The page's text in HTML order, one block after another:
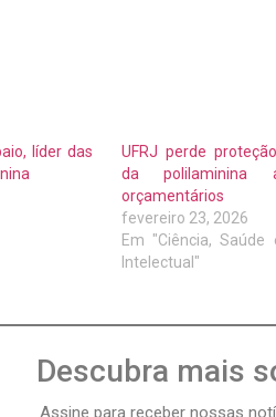
líder das
UFRJ perde
da polilaminina
orçamentários
fevereiro 23, 2026
Em "Ciência, Saúde
Intelectual"
Descubra mais
Assine para receber nossas